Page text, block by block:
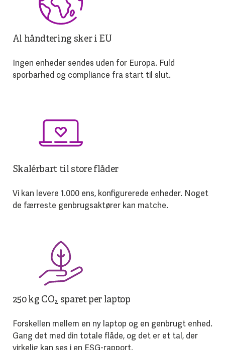
Al håndtering sker i EU
Ingen enheder sendes uden for Europa. Fuld
sporbarhed og compliance fra start til slut.
Skalérbart til store flåder
Vi kan levere 1.000 ens, konfigurerede enheder. Noget
de færreste genbrugsaktører kan matche.
250 kg CO₂ sparet per laptop
Forskellen mellem en ny laptop og en genbrugt enhed.
Gang det med din totale flåde, og det er et tal, der
virkelig kan ses i en ESG-rapport.